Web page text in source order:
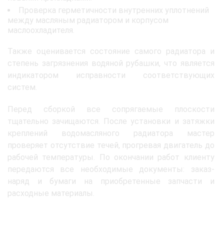
Проверка герметичности внутренних уплотнений
между масляным радиатором и корпусом
маслоохладителя.
Также оценивается состояние самого радиатора и
степень загрязнения водяной рубашки, что является
индикатором исправности соответствующих
систем.
Перед сборкой все сопрягаемые плоскости
тщательно зачищаются. После установки и затяжки
креплений водомасляного радиатора мастер
проверяет отсутствие течей, прогревая двигатель до
рабочей температуры. По окончании работ клиенту
передаются все необходимые документы: заказ-
наряд и бумаги на приобретенные запчасти и
расходные материалы.